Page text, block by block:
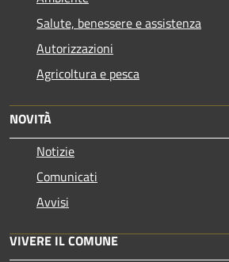
Salute, benessere e assistenza
Autorizzazioni
Agricoltura e pesca
NOVITÀ
Notizie
Comunicati
Avvisi
VIVERE IL COMUNE